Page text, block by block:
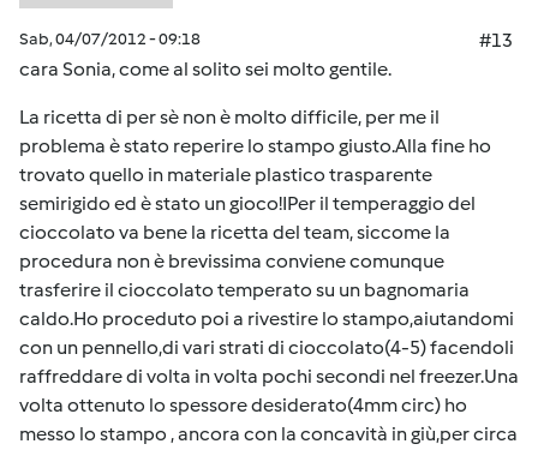
Sab, 04/07/2012 - 09:18
#13
cara Sonia, come al solito sei molto gentile.
La ricetta di per sè non è molto difficile, per me il
problema è stato reperire lo stampo giusto.Alla fine ho
trovato quello in materiale plastico trasparente
semirigido ed è stato un gioco!IPer il temperaggio del
cioccolato va bene la ricetta del team, siccome la
procedura non è brevissima conviene comunque
trasferire il cioccolato temperato su un bagnomaria
caldo.Ho proceduto poi a rivestire lo stampo,aiutandomi
con un pennello,di vari strati di cioccolato(4-5) facendoli
raffreddare di volta in volta pochi secondi nel freezer.Una
volta ottenuto lo spessore desiderato(4mm circ) ho
messo lo stampo , ancora con la concavità in giù,per circa